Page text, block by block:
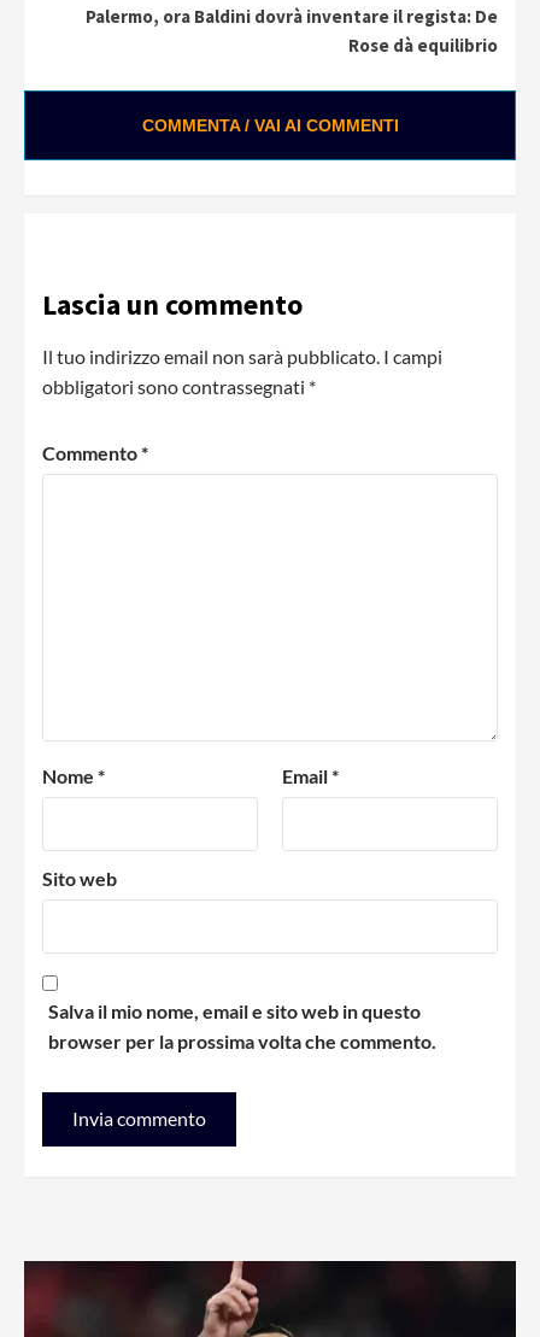
Palermo, ora Baldini dovrà inventare il regista: De
Rose dà equilibrio
COMMENTA / VAI AI COMMENTI
Lascia un commento
Il tuo indirizzo email non sarà pubblicato. I campi
obbligatori sono contrassegnati *
Commento*
Nome * Email*
Sito web
Salva il mio nome, email e sito web in questo
browser per la prossima volta che commento.